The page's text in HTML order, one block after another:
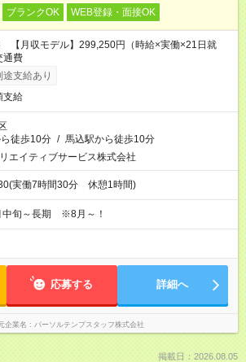
ブランクOK WEB登録・面接OK
【月収モデル】299,250円（時給×実働×21日就
通費
支給あり
支給
徒歩10分 / 馬込駅から徒歩10分
エイティブサービス株式会社
実働7時間30分 休憩1時間)
中旬～長期 ※8月～！
応募する 詳細へ
企業名 パーソルテンプスタッフ株式会社
掲載日：2026.08.05